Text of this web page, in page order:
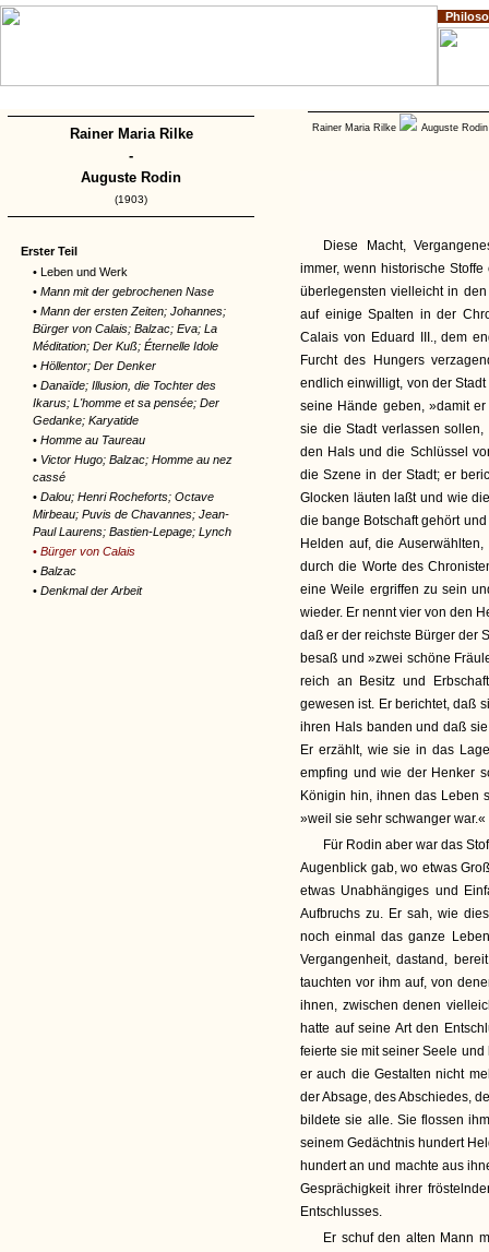
Rainer Maria Rilke
-
Auguste Rodin
(1903)
Erster Teil
• Leben und Werk
• Mann mit der gebrochenen Nase
• Mann der ersten Zeiten; Johannes;
Bürger von Calais; Balzac; Eva; La
Méditation; Der Kuß; Éternelle Idole
• Höllentor; Der Denker
• Danaïde; Illusion, die Tochter des
Ikarus; L'homme et sa pensée; Der
Gedanke; Karyatide
• Homme au Taureau
• Victor Hugo; Balzac; Homme au nez
cassé
• Dalou; Henri Rocheforts; Octave
Mirbeau; Puvis de Chavannes; Jean-
Paul Laurens; Bastien-Lepage; Lynch
• Bürger von Calais
• Balzac
• Denkmal der Arbeit
Rainer Maria Rilke Auguste
Diese Macht,
immer, wenn historische
überlegensten vielleicht in
auf einige Spalten in der
Calais von Eduard III., dem
Furcht des Hungers
endlich einwilligt, von der
seine Hände geben, »damit
sie die Stadt verlassen
den Hals und die Schlüssel
die Szene in der Stadt; er
Glocken läuten laßt und wie
die bange Botschaft gehört
Helden auf, die
durch die Worte des
eine Weile ergriffen zu sein
wieder. Er nennt vier von den
daß er der reichste Bürger der
besaß und »zwei schöne
reich an Besitz und
gewesen ist. Er berichtet, daß
ihren Hals banden und daß
Er erzählt, wie sie in das
empfing und wie der Henker
Königin hin, ihnen das Leben
»weil sie sehr schwanger
Für Rodin aber war das
Augenblick gab, wo etwas
etwas Unabhängiges und
Aufbruchs zu. Er sah, wie
noch einmal das ganze
Vergangenheit, dastand,
tauchten vor ihm auf, von
ihnen, zwischen denen
hatte auf seine Art den
feierte sie mit seiner Seele
er auch die Gestalten nicht
der Absage, des Abschiedes,
bildete sie alle. Sie flossen
seinem Gedächtnis hundert
hundert an und machte aus
Gesprächigkeit ihrer
Entschlusses.
Er schuf den alten Mann